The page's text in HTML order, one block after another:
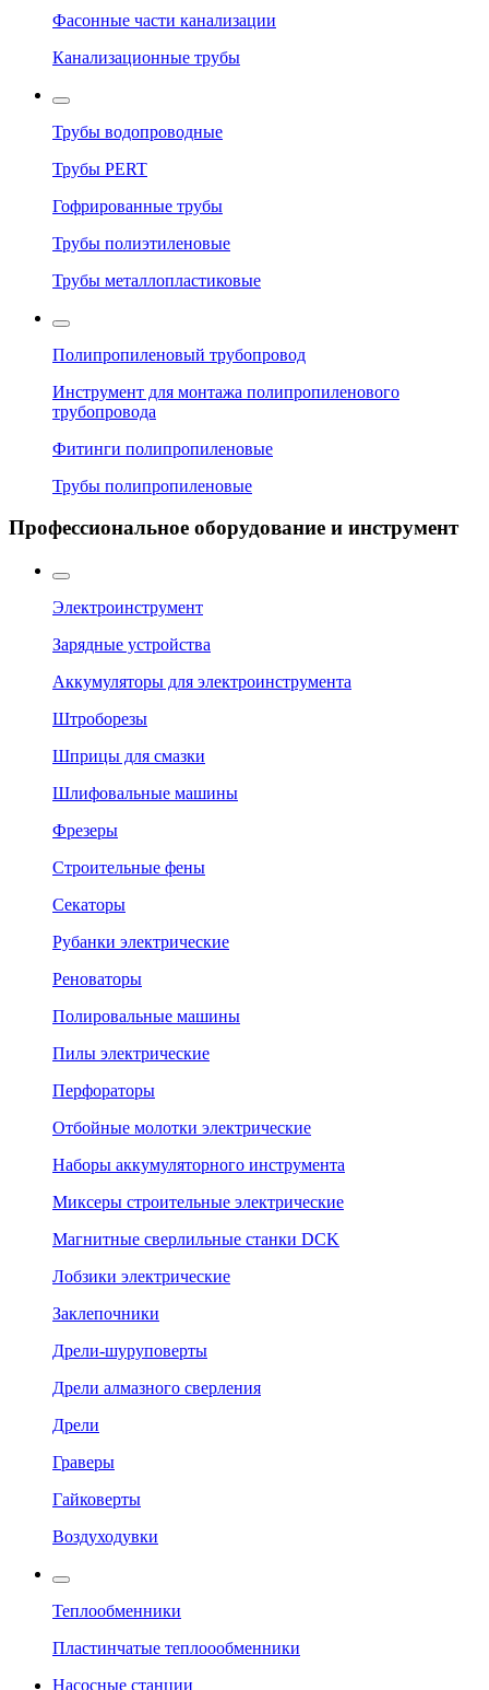
Фасонные части канализации
Канализационные трубы
Трубы водопроводные
Трубы PERT
Гофрированные трубы
Трубы полиэтиленовые
Трубы металлопластиковые
Полипропиленовый трубопровод
Инструмент для монтажа полипропиленового
трубопровода
Фитинги полипропиленовые
Трубы полипропиленовые
Профессиональное оборудование и инструмент
Электроинструмент
Зарядные устройства
Аккумуляторы для электроинструмента
Штроборезы
Шприцы для смазки
Шлифовальные машины
Фрезеры
Строительные фены
Секаторы
Рубанки электрические
Реноваторы
Полировальные машины
Пилы электрические
Перфораторы
Отбойные молотки электрические
Наборы аккумуляторного инструмента
Миксеры строительные электрические
Магнитные сверлильные станки DCK
Лобзики электрические
Заклепочники
Дрели-шуруповерты
Дрели алмазного сверления
Дрели
Граверы
Гайковерты
Воздуходувки
Теплообменники
Пластинчатые теплоообменники
Насосные станции